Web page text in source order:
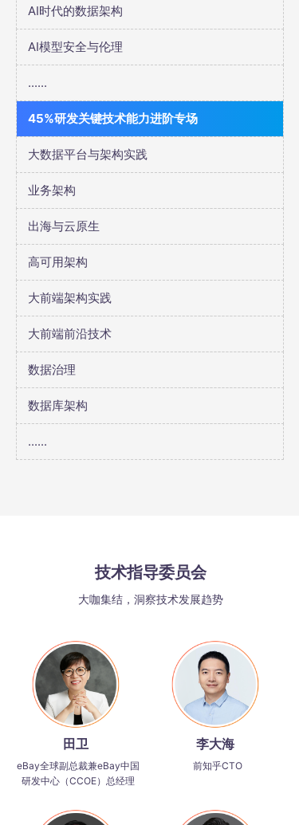
45%研发关键技术能力进阶专场
AI时代的数据架构
AI模型安全与伦理
大数据平台与架构实践
业务架构
出海与云原生
高可用架构
大前端架构实践
大前端前沿技术
数据治理
数据库架构
......
......
田卫
eBay全球副总裁兼eBay中国
研发中心（CCOE）总经理
李大海
前知乎CTO
技术指导委员会
大咖集结，洞察技术发展趋势